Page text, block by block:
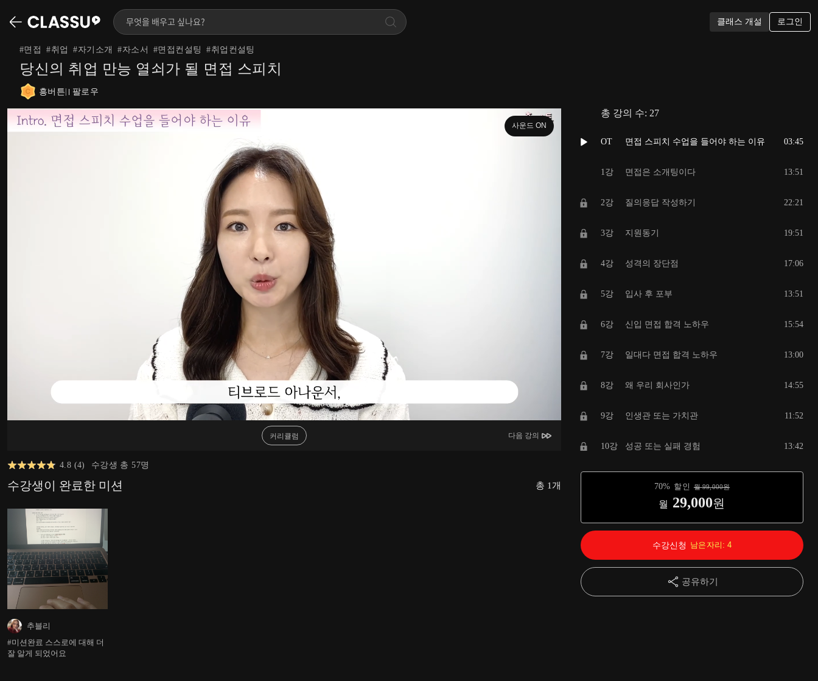
클래스 개설 로그인
#면접 #취업 #자기소개 #자소서 #면접컨설팅 #취업컨설팅
당신의 취업 만능 열쇠가 될 면접 스피치
흥버튼 팔로우
사운드 ON
커리큘럼 다음 강의
총 강의 수: 27
OT 면접 스피치 수업을 들어야 하는 이유 03:45
1강 면접은 소개팅이다 13:51
2강 질의응답 작성하기 22:21
3강 지원동기 19:51
4강 성격의 장단점 17:06
5강 입사 후 포부 13:51
6강 신입 면접 합격 노하우 15:54
7강 일대다 면접 합격 노하우 13:00
8강 왜 우리 회사인가 14:55
9강 인생관 또는 가치관 11:52
10강 성공 또는 실패 경험 13:42
13:24
다대다 면접 합격 노하우
12:20
14강 리더의 경험 14:23
15강 회사가 나아갈 방향 13:27
70% 할인 월99,000원
월 29,000원
공유하기
수강신청 남은자리: 4
4.8 (4) 수강생 총57명
수강생이 완료한 미션 총 1 개
추블리
#미션완료 스스로에 대해 더
잘 알게 되었어요